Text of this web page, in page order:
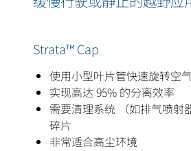
Strata™ Cap
使用小型叶片管快速旋转空
实现高达 95% 的分离效率
需要清理系统 （如排气喷射
碎片
非常适合高尘环境